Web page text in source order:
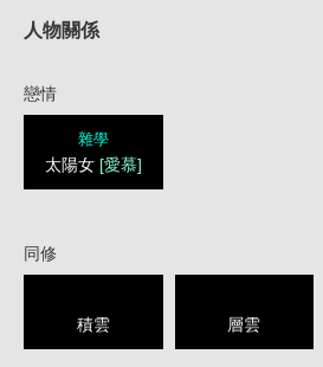
人物關係
戀情
雜學
太陽女 [愛慕]
同修
積雲 層雲